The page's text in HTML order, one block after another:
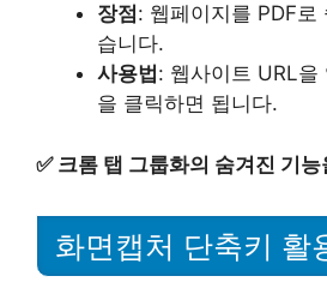
장점 : 웹페이지를 PDF로
습니다.
사용법 : 웹사이트 URL을
을 클릭하면 됩니다.
✅ 크롬 탭 그룹화의 숨겨진 기
화면캡처 단축키 활